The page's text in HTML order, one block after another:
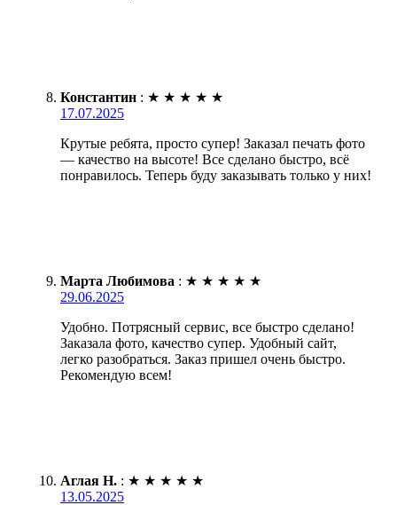
Константин : ★ ★ ★ ★ ★
17.07.2025
Крутые ребята, просто супер! Заказал печать фото
— качество на высоте! Все сделано быстро, всё
понравилось. Теперь буду заказывать только у них!
Марта Любимова : ★ ★ ★ ★ ★
29.06.2025
Удобно. Потрясный сервис, все быстро сделано!
Заказала фото, качество супер. Удобный сайт,
легко разобраться. Заказ пришел очень быстро.
Рекомендую всем!
Аглая Н. : ★ ★ ★ ★ ★
13.05.2025